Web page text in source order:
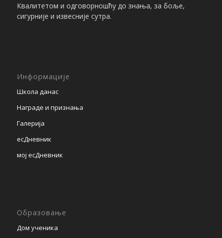
Квалитетом и одговорношћу до знања, за боље,
сигурније и извесније сутра.
Информације
Школа данас
Награде и признања
Галерија
есДневник
мој есДневник
Образовање
Дом ученика